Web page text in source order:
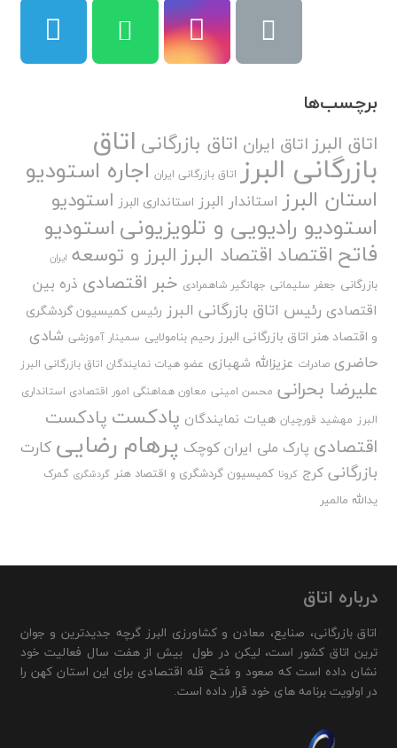
برچسب‌ها
اتاق البرزاتاق ایران اتاق بازرگانی اتاق
بازرگانی البرز اتاق بازرگانی ایران اجاره استودیو
استان البرز استاندار البرز استانداری البرز استودیو
استودیو رادیویی و تلویزیونیاستودیو
فاتح اقتصاد اقتصاد البرزالبرز و توسعه ایران
بازرگانی جعفر سلیمانی جهانگیر شاهمرادی خبر اقتصادی ذره بین
اقتصادی رئیس اتاق بازرگانی البرز رئیس کمیسیون گردشگری
و اقتصاد هنر اتاق بازرگانی البرز رحیم بنامولایی سمینار آموزشی شادی
حاضری صادرات عزیزالله شهبازی عضو هیات نمایندگان اتاق بازرگانی البرز
علیرضا بحرانی محسن امینی معاون هماهنگی امور اقتصادی استانداری
البرز مهشید قورچیان هیات نمایندگان پادکست پادکست
اقتصادی پارک ملی ایران کوچک پرهام رضایی کارت
بازرگانی کرج کرونا کمیسیون گردشگری و اقتصاد هنر گردشگری گمرک
یدالله مالمیر
درباره اتاق
اتاق بازرگانی، صنایع، معادن و کشاورزی البرز گرچه جدیدترین و جوان
ترین اتاق کشور است، لیکن در طول بیش از هفت سال فعالیت خود
نشان داده است که صعود و فتح قله اقتصادی برای این استان کهن را
در اولویت برنامه های خود قرار داده است.